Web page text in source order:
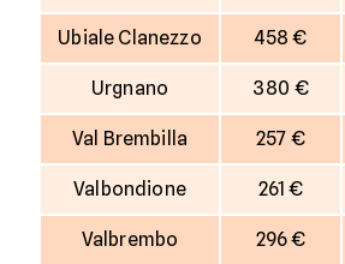
Ubiale Clanezzo 458 €
Urgnano 380 €
Val Brembilla 257 €
Valbondione 261 €
Valbrembo 296 €